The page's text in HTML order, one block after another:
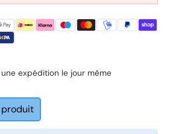
expédition le jour même
produit